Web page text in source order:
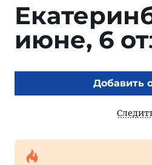
июне, 6
Добавить